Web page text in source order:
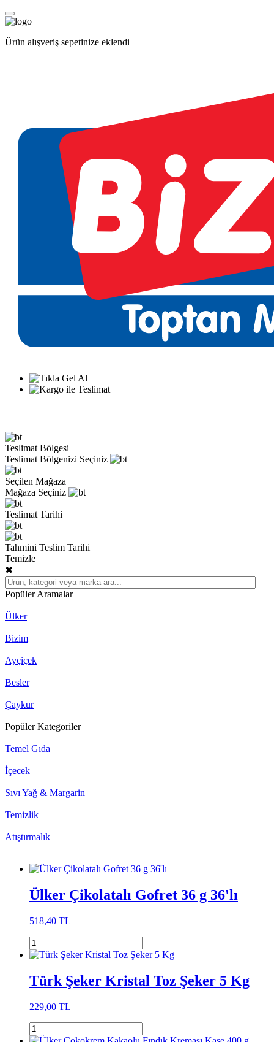
Ürün alışveriş sepetinize eklendi
Teslimat Bölgesi
Teslimat Bölgenizi Seçiniz
Seçilen Mağaza
Mağaza Seçiniz
Teslimat Tarihi
Tahmini Teslim Tarihi
Temizle
✖
Popüler Aramalar
Ülker
Bizim
Ayçiçek
Besler
Çaykur
Popüler Kategoriler
Temel Gıda
İçecek
Sıvı Yağ & Margarin
Temizlik
Atıştırmalık
Ülker Çikolatalı Gofret 36 g 36'lı
518,40 TL
Türk Şeker Kristal Toz Şeker 5 Kg
229,00 TL